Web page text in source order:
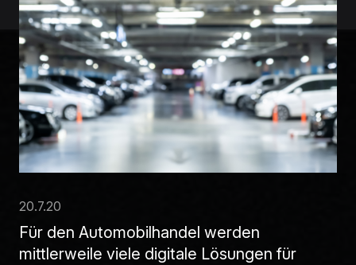
20.7.20
Für den Automobilhandel werden
mittlerweile viele digitale Lösungen für